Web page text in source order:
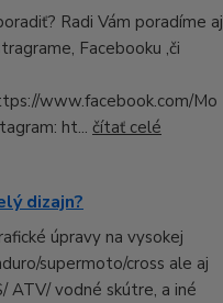
Radi Vám poradíme aj
Facebooku ,či
www.facebook.com/Mo
ht... čítať celé
dizajn?
úpravy na vysokej
supermoto/cross ale aj
ATV/ vodné skútre, a iné